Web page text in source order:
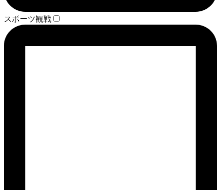
スポーツ観戦